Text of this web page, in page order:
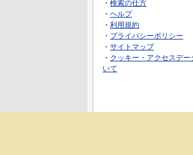
・ 検索の仕方
・ ヘルプ
・ 利用規約
・ プライバシーポリシー
・ サイトマップ
・ クッキー・アクセスデー
いて